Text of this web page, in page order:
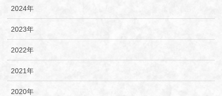
2024年
2023年
2022年
2021年
2020年